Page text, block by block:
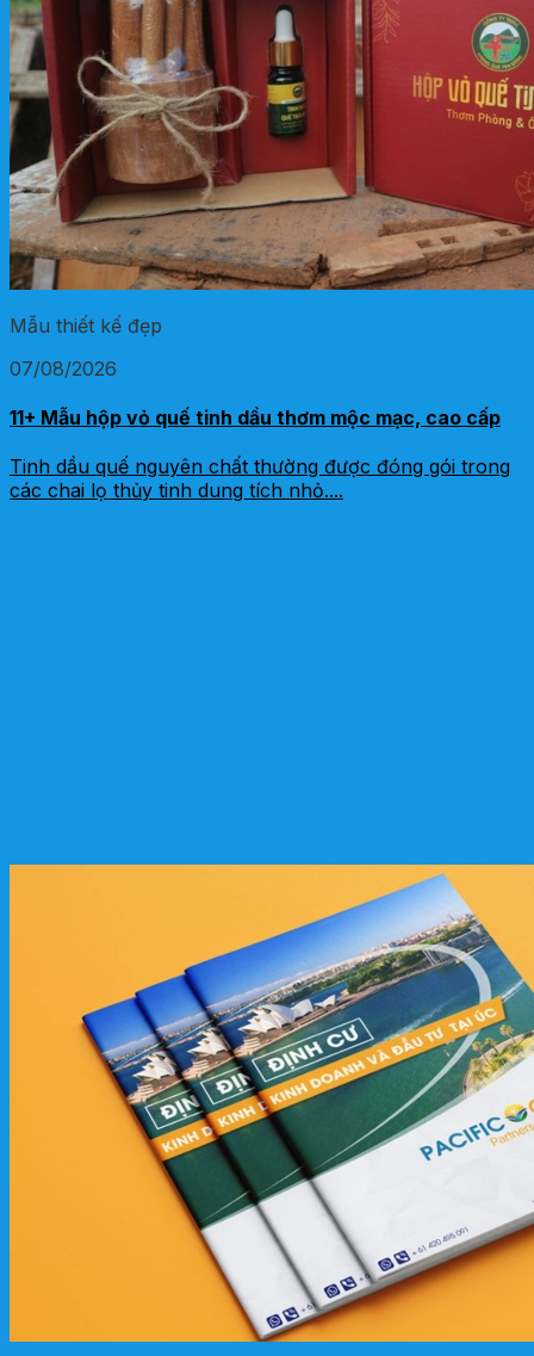
Mẫu thiết kế đẹp
07/08/2026
11+ Mẫu hộp vỏ quế tinh dầu thơm mộc mạc, cao cấp
Tinh dầu quế nguyên chất thường được đóng gói trong
các chai lọ thủy tinh dung tích nhỏ....